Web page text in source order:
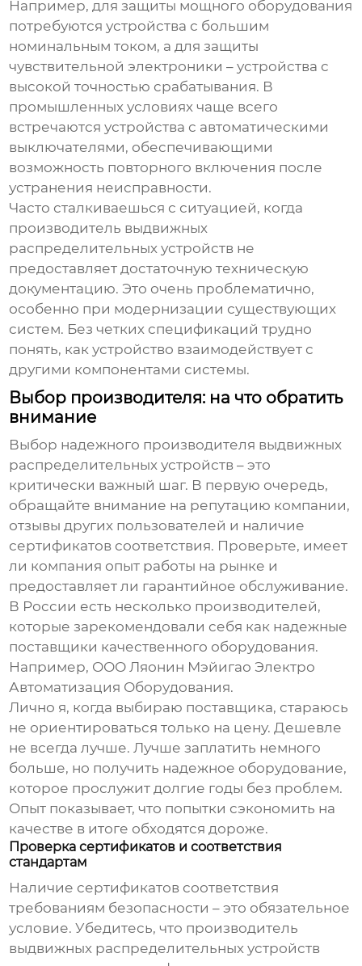
Например, для защиты мощного оборудования
потребуются устройства с большим
номинальным током, а для защиты
чувствительной электроники – устройства с
высокой точностью срабатывания. В
промышленных условиях чаще всего
встречаются устройства с автоматическими
выключателями, обеспечивающими
возможность повторного включения после
устранения неисправности.
Часто сталкиваешься с ситуацией, когда
производитель выдвижных
распределительных устройств не
предоставляет достаточную техническую
документацию. Это очень проблематично,
особенно при модернизации существующих
систем. Без четких спецификаций трудно
понять, как устройство взаимодействует с
другими компонентами системы.
Выбор производителя: на что обратить
внимание
Выбор надежного производителя выдвижных
распределительных устройств – это
критически важный шаг. В первую очередь,
обращайте внимание на репутацию компании,
отзывы других пользователей и наличие
сертификатов соответствия. Проверьте, имеет
ли компания опыт работы на рынке и
предоставляет ли гарантийное обслуживание.
В России есть несколько производителей,
которые зарекомендовали себя как надежные
поставщики качественного оборудования.
Например, ООО Ляонин Мэйигао Электро
Автоматизация Оборудования.
Лично я, когда выбираю поставщика, стараюсь
не ориентироваться только на цену. Дешевле
не всегда лучше. Лучше заплатить немного
больше, но получить надежное оборудование,
которое прослужит долгие годы без проблем.
Опыт показывает, что попытки сэкономить на
качестве в итоге обходятся дороже.
Проверка сертификатов и соответствия
стандартам
Наличие сертификатов соответствия
требованиям безопасности – это обязательное
условие. Убедитесь, что производитель
выдвижных распределительных устройств